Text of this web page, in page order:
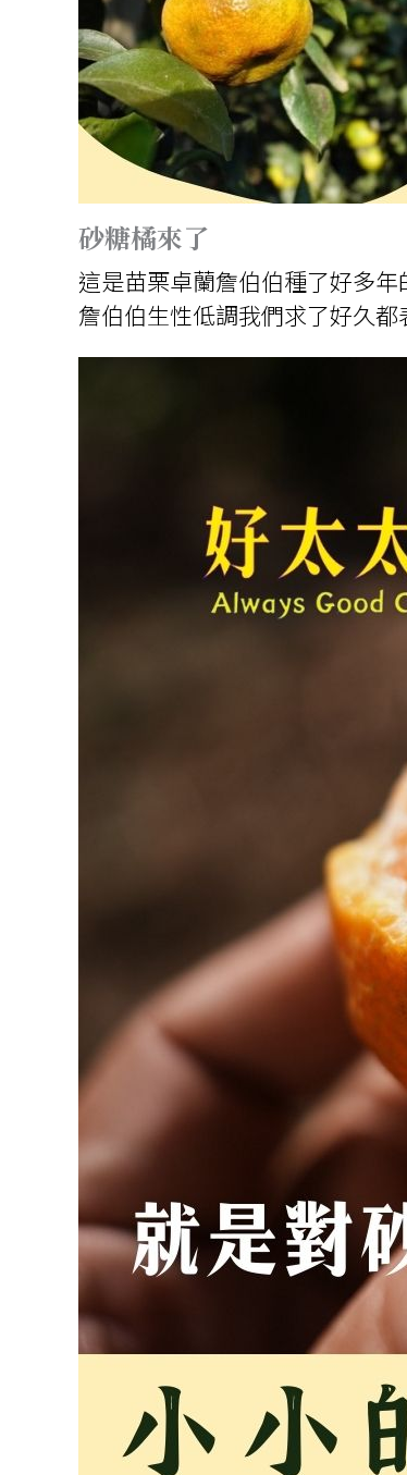
砂糖橘來了
這是苗栗卓蘭詹伯伯種了好多年
詹伯伯生性低調我們求了好久